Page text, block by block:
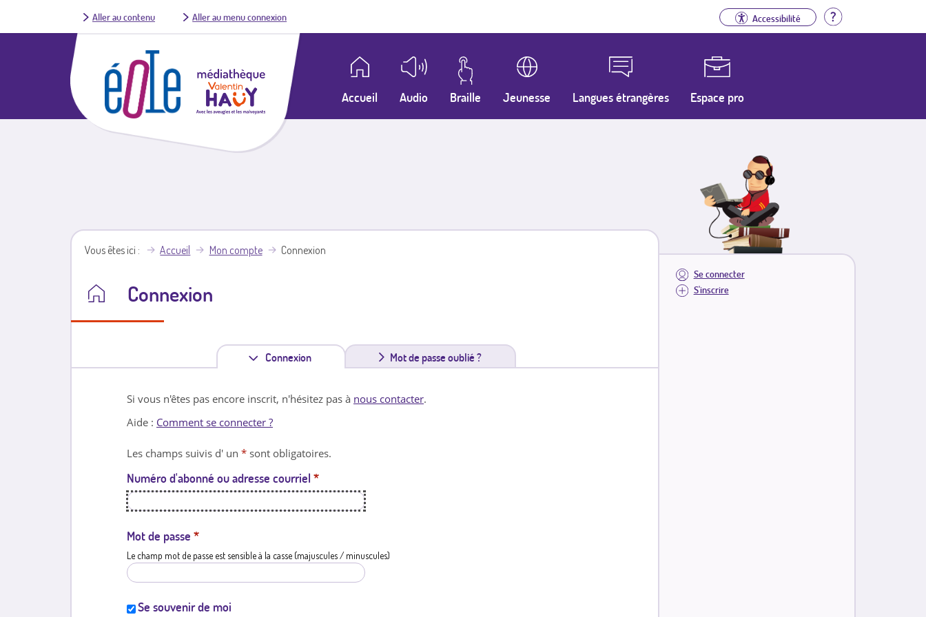
Aller au contenu Aller au menu connexion Accessibilité Aide
Accueil Audio Braille Jeunesse Langues étrangères Espace pro
Se connecter
S'inscrire
Vous êtes ici Accueil Mon compte Connexion
Connexion
Connexion
n
l
e
Mot de passe oublié ?
Si vous n'êtes pas encore inscrit, n'hésitez pas à nous contacter.
Aide : Comment se connecter ?
Les champs suivis d' un * sont obligatoires.
Numéro d'abonné ou adresse courriel *
Mot de passe *
Le champ mot de passe est sensible à la casse (majuscules / minuscules)
Se souvenir de moi